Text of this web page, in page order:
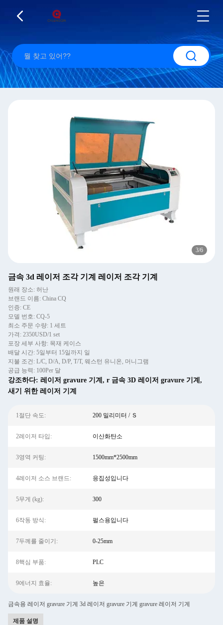
3/6
금속 3d 레이저 조각 기계 레이저 조각 기계
원래 장소: 허난
브랜드 이름: China CQ
인증: CE
모델 번호: CQ-5
최소 주문 수량: 1 세트
가격: 2350USD/1 set
포장 세부 사항: 목재 케이스
배달 시간: 5일부터 15일까지 일
지불 조건: L/C, D/A, D/P, T/T, 웨스턴 유니온, 머니그램
공급 능력: 100Per 달
강조하다: 레이저 gravure 기계 , r 금속 3D 레이저 gravure 기계 ,
새기 위한 레이저 기계
1절단 속도: 200 밀리미터 / Ｓ
2레이저 타입: 이산화탄소
3영역 커팅: 1500mm*2500mm
4레이저 소스 브랜드: 응집성입니다
5무게 (kg): 300
6작동 방식: 펄스용입니다
7두께를 줄이기: 0-25mm
8핵심 부품: PLC
9에너지 효율: 높은
금속용 레이저 gravure 기계 3d 레이저 gravure 기계 gravure 레이저 기계
제품 설명